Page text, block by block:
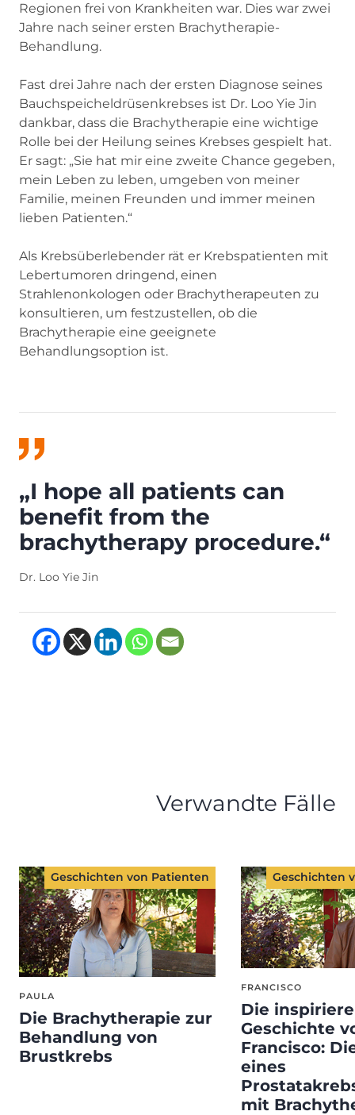
Regionen frei von Krankheiten war. Dies war zwei
Jahre nach seiner ersten Brachytherapie-
Behandlung.
Fast drei Jahre nach der ersten Diagnose seines
Bauchspeicheldrüsenkrebses ist Dr. Loo Yie Jin
dankbar, dass die Brachytherapie eine wichtige
Rolle bei der Heilung seines Krebses gespielt hat.
Er sagt: „Sie hat mir eine zweite Chance gegeben,
mein Leben zu leben, umgeben von meiner
Familie, meinen Freunden und immer meinen
lieben Patienten.“
Als Krebsüberlebender rät er Krebspatienten mit
Lebertumoren dringend, einen
Strahlenonkologen oder Brachytherapeuten zu
konsultieren, um festzustellen, ob die
Brachytherapie eine geeignete
Behandlungsoption ist.
„I hope all patients can
benefit from the
brachytherapy procedure.“
Dr. Loo Yie Jin
(opens in new tab)
(opens in new tab)
(opens in new
(opens in new
Verwandte Fälle
Geschichten von Patienten
PAULA
Die Brachytherapie zur
Behandlung von
Brustkrebs
Geschichten
FRANCISCO
Die
Geschichte
Francisco:
eines
mit